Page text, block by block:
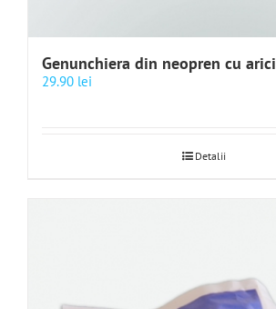
Genunchiera din neopren cu arici
29.90 lei
Detalii